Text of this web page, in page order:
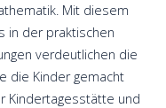
Mit diesem
in der praktischen
verdeutlichen die
die Kinder gemacht
Kindertagesstätte und